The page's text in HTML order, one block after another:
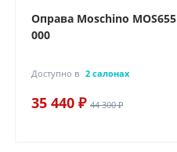
Оправа Moschino MOS655
000
Доступно в 2 салонах
35 440 ₽ 44 300 ₽